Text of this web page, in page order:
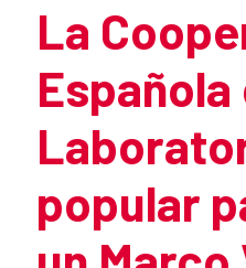
La
popular